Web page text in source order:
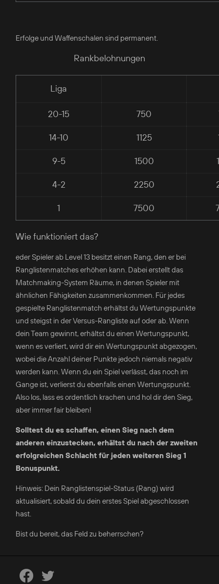
Erfolge und Waffenschalen sind permanent.
Rankbelohnungen
Liga
20-15 750
14-10 1125
9-5 1500
4-2 2250
1 7500
Wie funktioniert das?
eder Spieler ab Level 13 besitzt einen Rang, den er bei
Ranglistenmatches erhöhen kann. Dabei erstellt das
Matchmaking-System Räume, in denen Spieler mit
ähnlichen Fähigkeiten zusammenkommen. Für jedes
gespielte Ranglistenmatch erhältst du Wertungspunkte
und steigst in der Versus-Rangliste auf oder ab. Wenn
dein Team gewinnt, erhältst du einen Wertungspunkt,
wenn es verliert, wird dir ein Wertungspunkt abgezogen,
wobei die Anzahl deiner Punkte jedoch niemals negativ
werden kann. Wenn du ein Spiel verlässt, das noch im
Gange ist, verlierst du ebenfalls einen Wertungspunkt.
Also los, lass es ordentlich krachen und hol dir den Sieg,
aber immer fair bleiben!
Solltest du es schaffen, einen Sieg nach dem
anderen einzustecken, erhältst du nach der zweiten
erfolgreichen Schlacht für jeden weiteren Sieg 1
Bonuspunkt.
Hinweis: Dein Ranglistenspiel-Status (Rang) wird
aktualisiert, sobald du dein erstes Spiel abgeschlossen
hast.
Bist du bereit, das Feld zu beherrschen?